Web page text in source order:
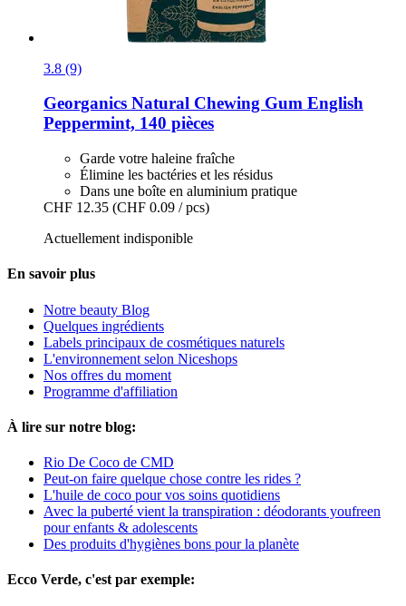
3.8 (9)
Georganics Natural Chewing Gum English
Peppermint, 140 pièces
Garde votre haleine fraîche
Élimine les bactéries et les résidus
Dans une boîte en aluminium pratique
CHF 12.35 (CHF 0.09 / pcs)
Actuellement indisponible
En savoir plus
Notre beauty Blog
Quelques ingrédients
Labels principaux de cosmétiques naturels
L'environnement selon Niceshops
Nos offres du moment
Programme d'affiliation
À lire sur notre blog:
Rio De Coco de CMD
Peut-on faire quelque chose contre les rides ?
L'huile de coco pour vos soins quotidiens
Avec la puberté vient la transpiration : déodorants youfreen
pour enfants & adolescents
Des produits d'hygiènes bons pour la planète
Ecco Verde, c'est par exemple: